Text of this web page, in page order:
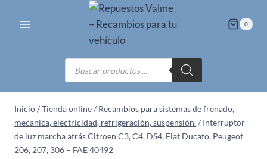
0
Búsqueda
de
productos
Inicio/Tienda online/ Recambios para sistemas de frenado,
mecanica, electricidad, refrigeración, suspensión./ Interruptor
de luz marcha atrás Citroen C3, C4, DS4, Fiat Ducato, Peugeot
206, 207, 306 – FAE 40492